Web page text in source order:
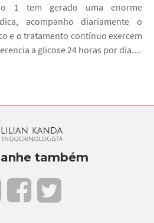
1 tem gerado uma enorme
acompanho diariamente o
e o tratamento contínuo exercem
a glicose 24 horas por dia....
também